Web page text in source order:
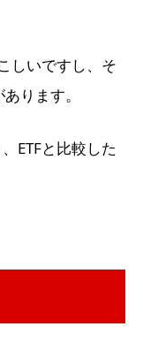
しいですし、そ
ります。
ETFと比較した